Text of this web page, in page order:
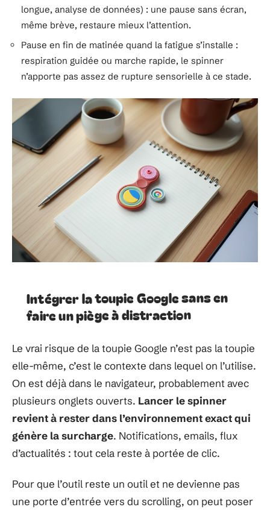
longue, analyse de données) : une pause sans écran,
même brève, restaure mieux l’attention.
Pause en fin de matinée quand la fatigue s’installe :
respiration guidée ou marche rapide, le spinner
n’apporte pas assez de rupture sensorielle à ce stade.
Intégrer la toupie Google sans en
faire un piège à distraction
Le vrai risque de la toupie Google n’est pas la toupie
elle-même, c’est le contexte dans lequel on l’utilise.
On est déjà dans le navigateur, probablement avec
plusieurs onglets ouverts. Lancer le spinner
revient à rester dans l’environnement exact qui
génère la surcharge. Notifications, emails, flux
d’actualités : tout cela reste à portée de clic.
Pour que l’outil reste un outil et ne devienne pas
une porte d’entrée vers du scrolling, on peut poser